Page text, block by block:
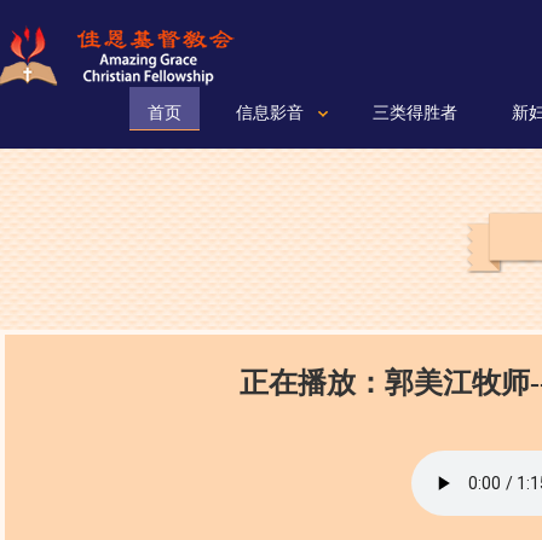
首页 信息影音 三类得胜者 新
正在播放：郭美江牧师